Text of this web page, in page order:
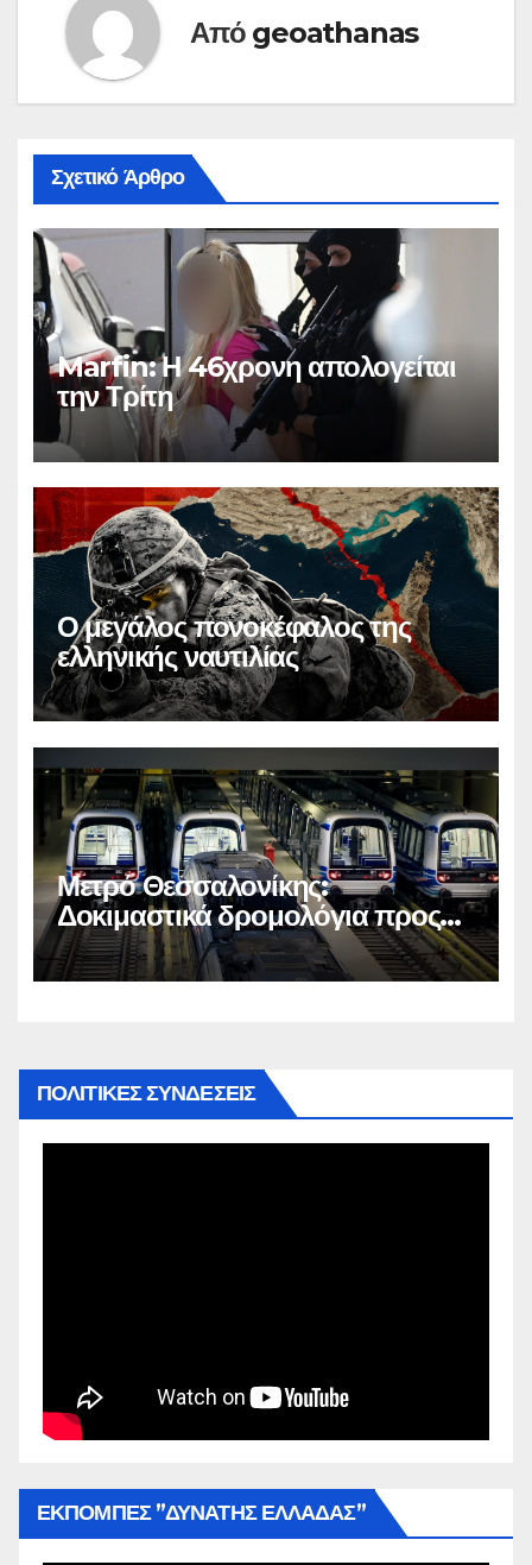
Από geoathanas
Σχετικό Άρθρο
Marfin: Η 46χρονη απολογείται
την Τρίτη
Ο μεγάλος πονοκέφαλος της
ελληνικής ναυτιλίας
Μετρό Θεσσαλονίκης:
Δοκιμαστικά δρομολόγια προς
Καλαμαριά
ΠΟΛΙΤΙΚΕΣ ΣΥΝΔΕΣΕΙΣ
ΕΚΠΟΜΠΕΣ ”ΔΥΝΑΤΗΣ ΕΛΛΑΔΑΣ”